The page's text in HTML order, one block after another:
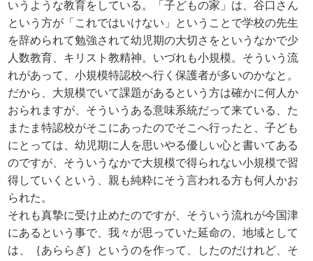
いうような教育をしている。「子どもの家」は、谷口さん
という方が「これではいけない」ということで学校の先生
を辞められて勉強されて幼児期の大切さをというなかで少
人数教育、キリスト教精神。いづれも小規模。そういう流
れがあって、小規模特認校へ行く保護者が多いのかなと。
だから、大規模でいて課題があるという方は確かに何人か
おられますが、そういうある意味系統だって来ている、た
またま特認校がそこにあったのでそこへ行ったと、子ども
にとっては、幼児期に人を思いやる優しい心と書いてある
のですが、そういうなかで大規模で得られない小規模で習
得していくという、親も純粋にそう言われる方も何人かお
られた。
それも真摯に受け止めたのですが、そういう流れが今国津
にあるという事で、我々が思っていた延命の、地域として
は、｛あららぎ｝というのを作って、したのだけれど、そ